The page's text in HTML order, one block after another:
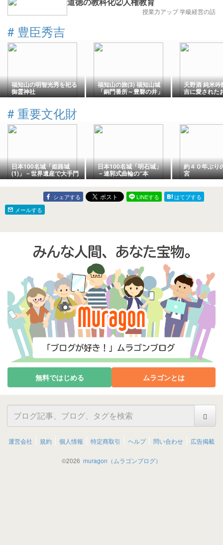
授業力アップ 学級経営の話
# 豊臣秀吉
福知山の明智光秀を祀る
御霊神社
福知山の旅(3) 福知山城
「銅門番所～豊磐の井」
天野酒 純米
吉に愛された
活！
# 重要文化財
日本100名城「姫路城
(1)」－世界遺産で大手門
からの天守群迄の登城路
に建ち並ぶ現存城郭建造
日本100名城「明石城」
－連郭式曲輪の“本
丸”～“三の丸”まで高石垣
で固めた防御力ある城郭
約４０年ぶり
宮
シェアする LINEする
はてブする
メールする
無料ではじめる ムラゴンとは
運営会社 規約 個人情報 特定商取引 ヘルプ 問い合わせ 広告掲載
©2026 muragon（ムラゴンブログ）